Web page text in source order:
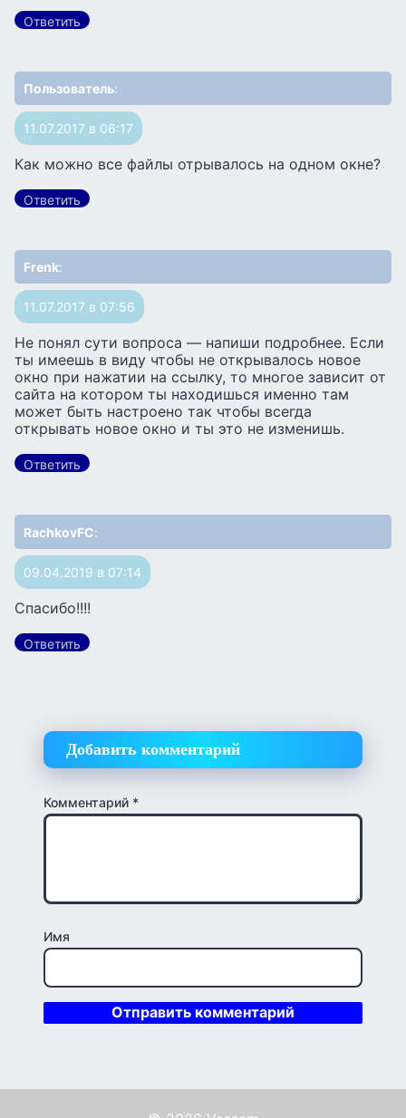
Ответить
Пользователь:
11.07.2017 в 06:17
Как можно все файлы отрывалось на одном окне?
Ответить
Frenk:
11.07.2017 в 07:56
Не понял сути вопроса — напиши подробнее. Если
ты имеешь в виду чтобы не открывалось новое
окно при нажатии на ссылку, то многое зависит от
сайта на котором ты находишься именно там
может быть настроено так чтобы всегда
открывать новое окно и ты это не изменишь.
Ответить
RachkovFC:
09.04.2019 в 07:14
Спасибо!!!!
Ответить
Добавить комментарий
Комментарий *
Имя